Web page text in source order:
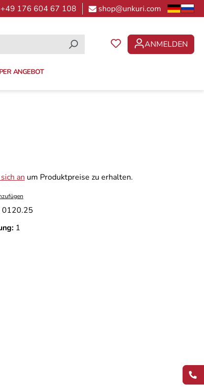
+49 176 604 67 108 shop@unkuri.com
DU HAST 0
ANMELDEN
ANGEBOT
an um Produktpreise zu erhalten.
0120.25
1